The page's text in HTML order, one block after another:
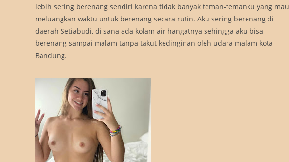
lebih sering berenang sendiri karena tidak banyak teman-temanku yang mau
meluangkan waktu untuk berenang secara rutin. Aku sering berenang di
daerah Setiabudi, di sana ada kolam air hangatnya sehingga aku bisa
berenang sampai malam tanpa takut kedinginan oleh udara malam kota
Bandung.